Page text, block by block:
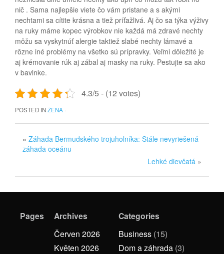
nič . Sama najlepšie viete čo vám pristane a s akými
nechtami sa cítite krásna a tiež príťažlivá. Aj čo sa týka výživy
na ruky máme kopec výrobkov nie každá má zdravé nechty
môžu sa vyskytnúť alergie taktiež slabé nechty lámavé a
rôzne iné problémy na všetko sú prípravky. Veľmi dôležité je
aj krémovanie rúk aj zábal aj masky na ruky. Pestujte sa ako
v bavlnke.
4.3/5 - (12 votes)
POSTED INŽENA ·
« Záhada Bermudského trojuholníka: Stále nevyriešená
záhada oceánu
Lehké dievčatá »
Pages
Archives
Červen 2026
Květen 2026
Categories
Business (15)
Dom a záhrada (3)